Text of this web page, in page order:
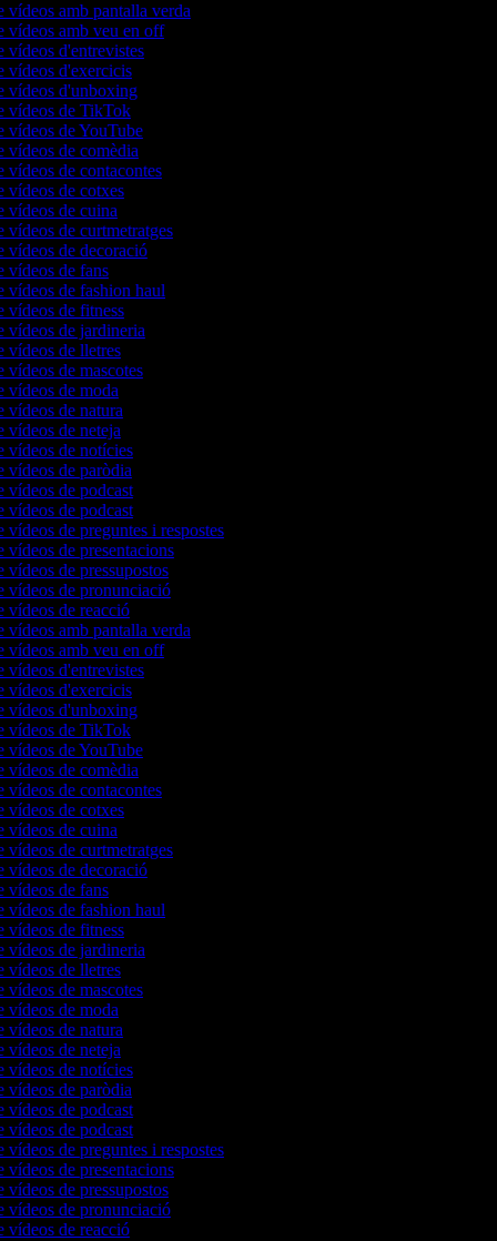
vídeos amb pantalla verda
vídeos amb veu en off
vídeos d'entrevistes
vídeos d'exercicis
vídeos d'unboxing
vídeos de TikTok
vídeos de YouTube
vídeos de comèdia
vídeos de contacontes
vídeos de cotxes
vídeos de cuina
vídeos de curtmetratges
vídeos de decoració
vídeos de fans
vídeos de fashion haul
vídeos de fitness
vídeos de jardineria
vídeos de lletres
vídeos de mascotes
vídeos de moda
vídeos de natura
vídeos de neteja
vídeos de notícies
vídeos de paròdia
vídeos de podcast
vídeos de podcast
vídeos de preguntes i respostes
vídeos de presentacions
vídeos de pressupostos
vídeos de pronunciació
vídeos de reacció
vídeos amb pantalla verda
vídeos amb veu en off
vídeos d'entrevistes
vídeos d'exercicis
vídeos d'unboxing
vídeos de TikTok
vídeos de YouTube
vídeos de comèdia
vídeos de contacontes
vídeos de cotxes
vídeos de cuina
vídeos de curtmetratges
vídeos de decoració
vídeos de fans
vídeos de fashion haul
vídeos de fitness
vídeos de jardineria
vídeos de lletres
vídeos de mascotes
vídeos de moda
vídeos de natura
vídeos de neteja
vídeos de notícies
vídeos de paròdia
vídeos de podcast
vídeos de podcast
vídeos de preguntes i respostes
vídeos de presentacions
vídeos de pressupostos
vídeos de pronunciació
vídeos de reacció